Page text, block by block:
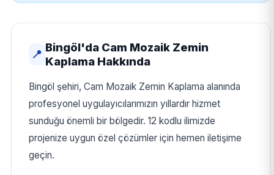
📍
Bingöl'da Cam Mozaik Zemin
Kaplama Hakkında
Bingöl şehiri, Cam Mozaik Zemin Kaplama alanında
profesyonel uygulayıcılarımızın yıllardır hizmet
sunduğu önemli bir bölgedir. 12 kodlu ilimizde
projenize uygun özel çözümler için hemen iletişime
geçin.